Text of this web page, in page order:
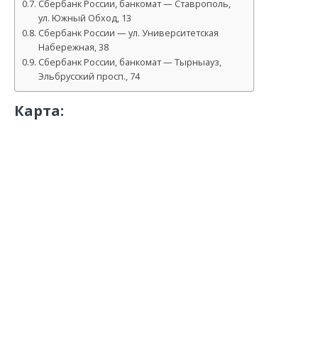
Сбербанк России, банкомат — Ставрополь,
ул. Южный Обход, 13
Сбербанк России — ул. Университетская
Набережная, 38
Сбербанк России, банкомат — Тырныауз,
Эльбрусский просп., 74
Карта: